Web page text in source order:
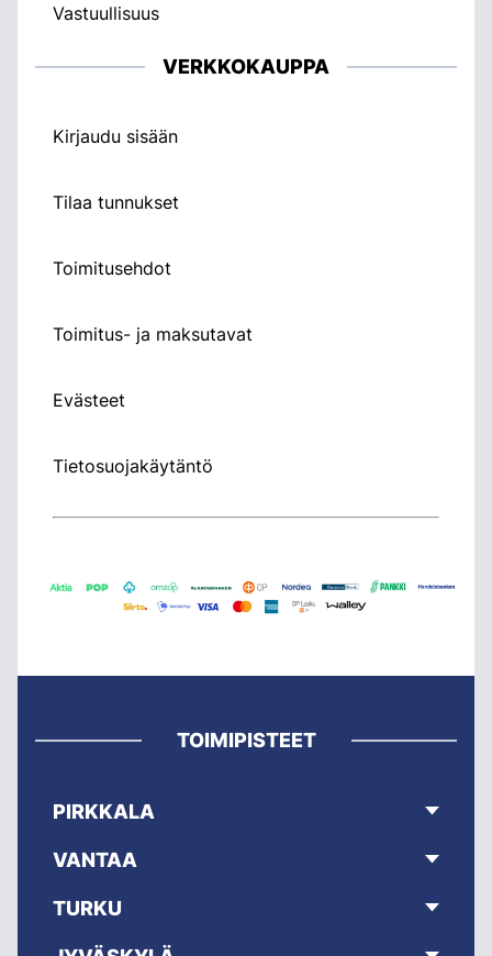
Vastuullisuus
VERKKOKAUPPA
Kirjaudu sisään
Tilaa tunnukset
Toimitusehdot
Toimitus- ja maksutavat
Evästeet
Tietosuojakäytäntö
TOIMIPISTEET
PIRKKALA
VANTAA
TURKU